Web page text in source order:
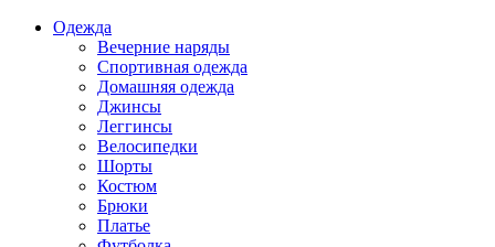
Одежда
Вечерние наряды
Спортивная одежда
Домашняя одежда
Джинсы
Леггинсы
Велосипедки
Шорты
Костюм
Брюки
Платье